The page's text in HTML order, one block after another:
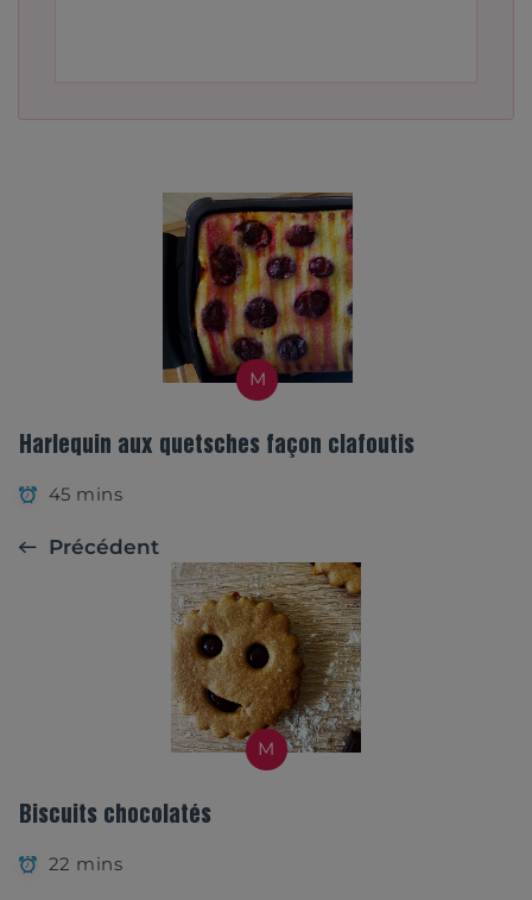
M
Harlequin aux quetsches façon clafoutis
45 mins
Précédent
M
Biscuits chocolatés
22 mins